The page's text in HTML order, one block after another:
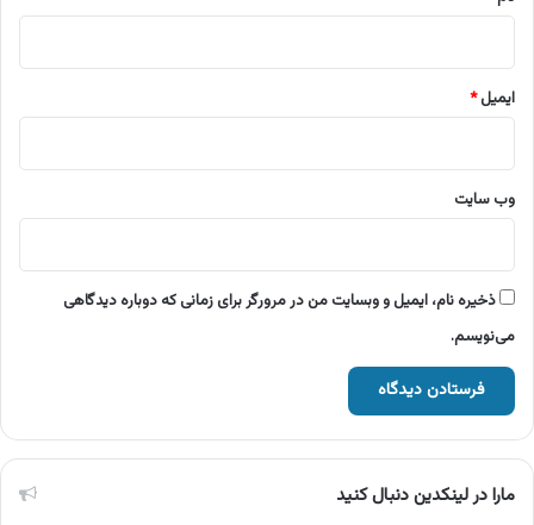
ایمیل*
وب‌ سایت
ذخیره نام، ایمیل و وبسایت من در مرورگر برای زمانی که دوباره دیدگاهی
می‌نویسم.
مارا در لینکدین دنبال کنید